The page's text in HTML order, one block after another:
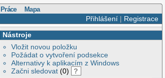
Práce Mapa
Přihlášení| Registrace
Nástroje
Vložit novou položku
Požádat o vytvoření podsekce
Alternativy k aplikacím z Windows
Začni sledovat (0)
?